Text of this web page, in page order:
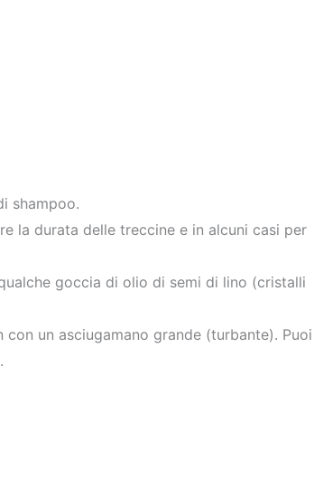
shampoo.
la durata delle treccine e in alcuni casi per
goccia di olio di semi di lino (cristalli
un asciugamano grande (turbante). Puoi